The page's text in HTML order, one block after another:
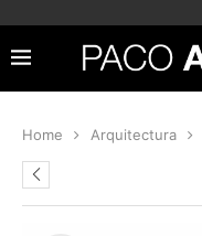
Home Arquitectura